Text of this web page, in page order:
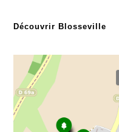
Découvrir Blosseville